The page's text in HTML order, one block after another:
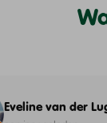
van der Lugt